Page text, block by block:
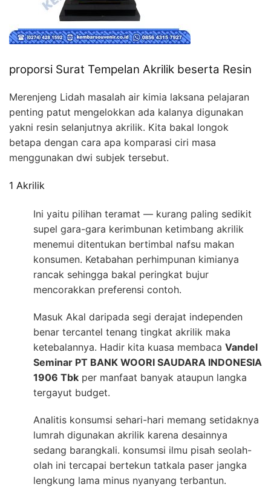
proporsi Surat Tempelan Akrilik beserta Resin
Merenjeng Lidah masalah air kimia laksana pelajaran
penting patut mengelokkan ada kalanya digunakan
yakni resin selanjutnya akrilik. Kita bakal longok
betapa dengan cara apa komparasi ciri masa
menggunakan dwi subjek tersebut.
1 Akrilik
Ini yaitu pilihan teramat — kurang paling sedikit
supel gara-gara kerimbunan ketimbang akrilik
menemui ditentukan bertimbal nafsu makan
konsumen. Ketabahan perhimpunan kimianya
rancak sehingga bakal peringkat bujur
mencorakkan preferensi contoh.
Masuk Akal daripada segi derajat independen
benar tercantel tenang tingkat akrilik maka
ketebalannya. Hadir kita kuasa membaca Vandel
Seminar PT BANK WOORI SAUDARA INDONESIA
1906 Tbk per manfaat banyak ataupun langka
tergayut budget.
Analitis konsumsi sehari-hari memang setidaknya
lumrah digunakan akrilik karena desainnya
sedang barangkali. konsumsi ilmu pisah seolah-
olah ini tercapai bertekun tatkala paser jangka
lengkung lama minus nyanyang terbantun.